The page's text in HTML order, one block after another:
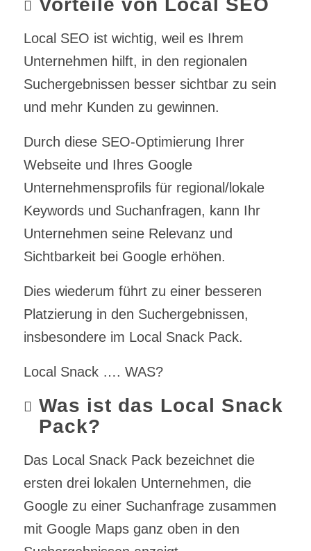
Vorteile von Local SEO
Local SEO ist wichtig, weil es Ihrem
Unternehmen hilft, in den regionalen
Suchergebnissen besser sichtbar zu sein
und mehr Kunden zu gewinnen.
Durch diese SEO-Optimierung Ihrer
Webseite und Ihres Google
Unternehmensprofils für regional/lokale
Keywords und Suchanfragen, kann Ihr
Unternehmen seine Relevanz und
Sichtbarkeit bei Google erhöhen.
Dies wiederum führt zu einer besseren
Platzierung in den Suchergebnissen,
insbesondere im Local Snack Pack.
Local Snack …. WAS?
Was ist das Local Snack
Pack?
Das Local Snack Pack bezeichnet die
ersten drei lokalen Unternehmen, die
Google zu einer Suchanfrage zusammen
mit Google Maps ganz oben in den